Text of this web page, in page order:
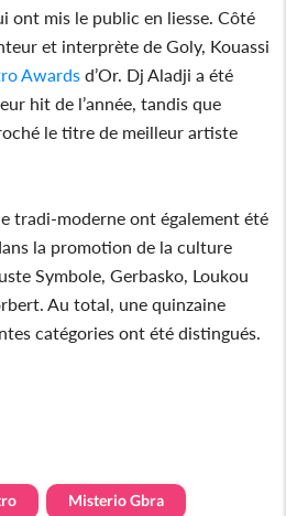
ont mis le public en liesse. Côté
et interprète de Goly, Kouassi
Awards d’Or. Dj Aladji a été
hit de l’année, tandis que
le titre de meilleur artiste
tradi-moderne ont également été
la promotion de la culture
Symbole, Gerbasko, Loukou
Au total, une quinzaine
catégories ont été distingués.
Misterio Gbra